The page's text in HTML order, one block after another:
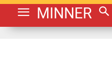
MINNER